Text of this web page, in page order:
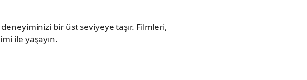
bir üst seviyeye taşır. Filmleri,
ile yaşayın.